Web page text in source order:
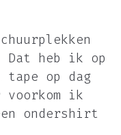
Dat heb ik op
tape op dag
ik
ondershirt